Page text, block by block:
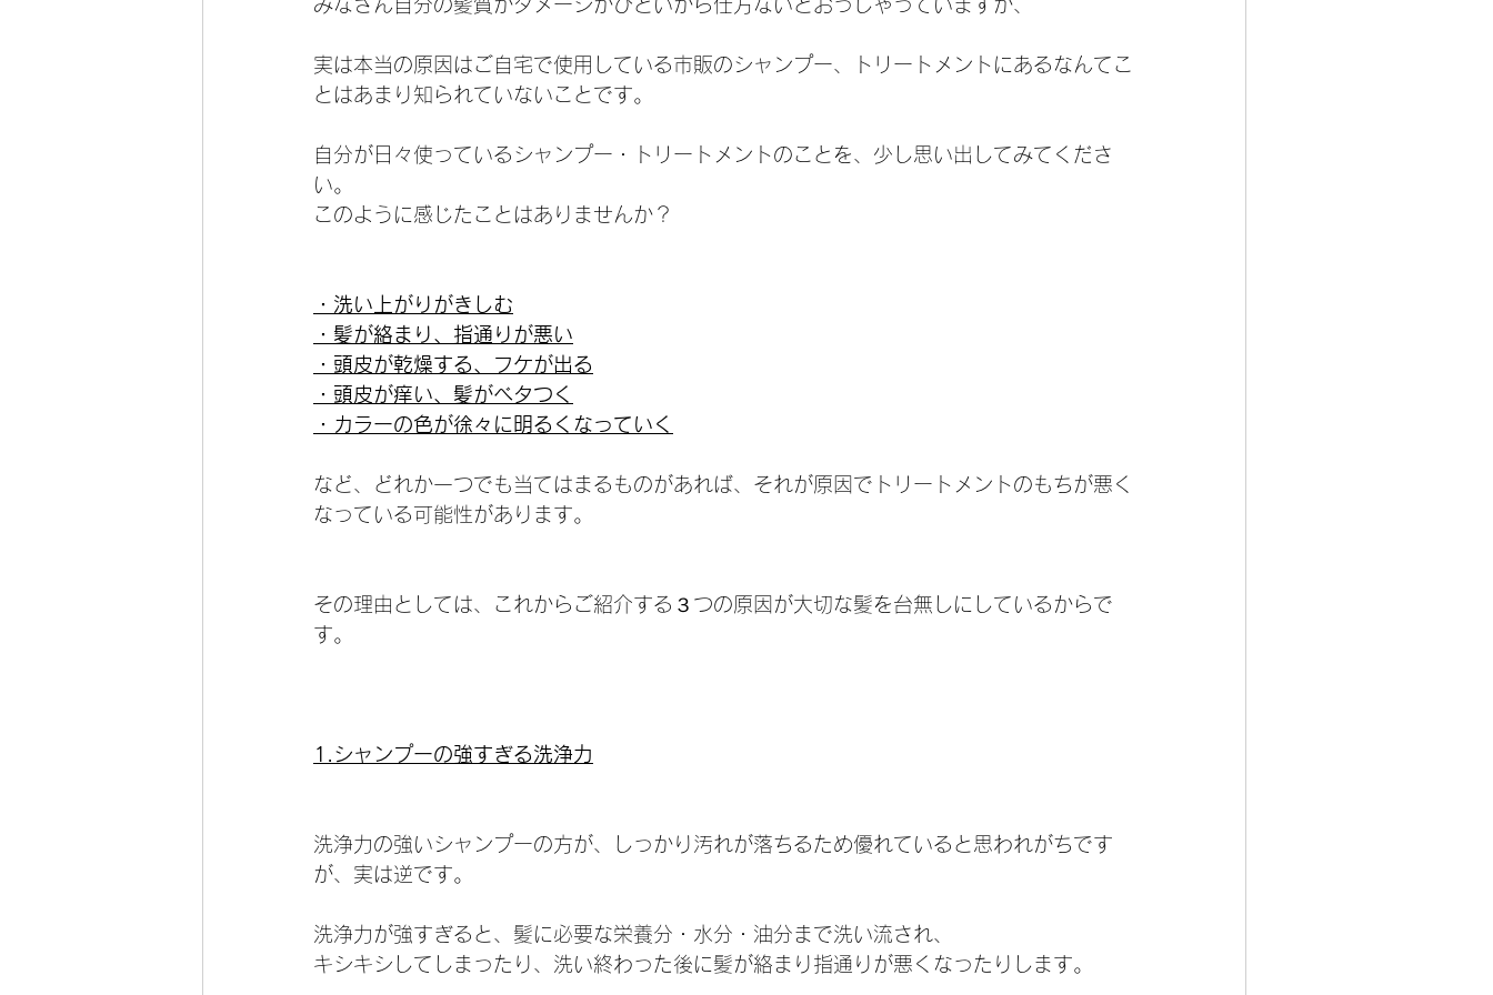
みなさん自分の髪質がダメージがひどいから仕方ないとおっしゃっていますが、
実は本当の原因はご自宅で使用している市販のシャンプー、トリートメントにあるなんてこ
とはあまり知られていないことです。
自分が日々使っているシャンプー・トリートメントのことを、少し思い出してみてくださ
い。
このように感じたことはありませんか？
・洗い上がりがきしむ
・髪が絡まり、指通りが悪い
・頭皮が乾燥する、フケが出る
・頭皮が痒い、髪がベタつく
・カラーの色が徐々に明るくなっていく
など、どれか一つでも当てはまるものがあれば、それが原因でトリートメントのもちが悪く
なっている可能性があります。
その理由としては、これからご紹介する３つの原因が大切な髪を台無しにしているからで
す。
1.シャンプーの強すぎる洗浄力
洗浄力の強いシャンプーの方が、しっかり汚れが落ちるため優れていると思われがちです
が、実は逆です。
洗浄力が強すぎると、髪に必要な栄養分・水分・油分まで洗い流され、
キシキシしてしまったり、洗い終わった後に髪が絡まり指通りが悪くなったりします。